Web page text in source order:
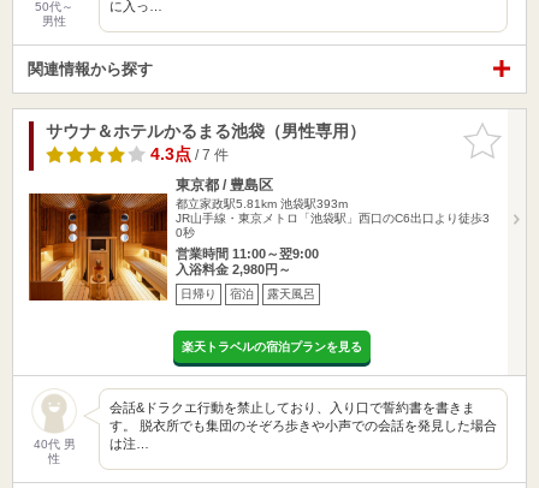
50代～
男性
に入っ…
関連情報から探す
お気に入
りに追加
サウナ＆ホテルかるまる池袋（男性専用）
4.3点/ 7 件
東京都 / 豊島区
都立家政駅5.81km 池袋駅393m
JR山手線・東京メトロ「池袋駅」西口のC6出口より徒歩3
0秒
営業時間 11:00～翌9:00
入浴料金 2,980円～
日帰り 宿泊 露天風呂
楽天トラベルの宿泊プランを見る
40代 男
性
会話&ドラクエ行動を禁止しており、入り口で誓約書を書きま
す。 脱衣所でも集団のそぞろ歩きや小声での会話を発見した場合
は注…